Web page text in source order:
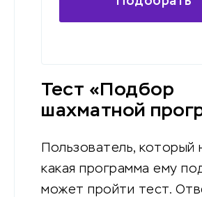
Тест «Подбор
шахматной
Пользователь, который
какая программа ему
может пройти тест.